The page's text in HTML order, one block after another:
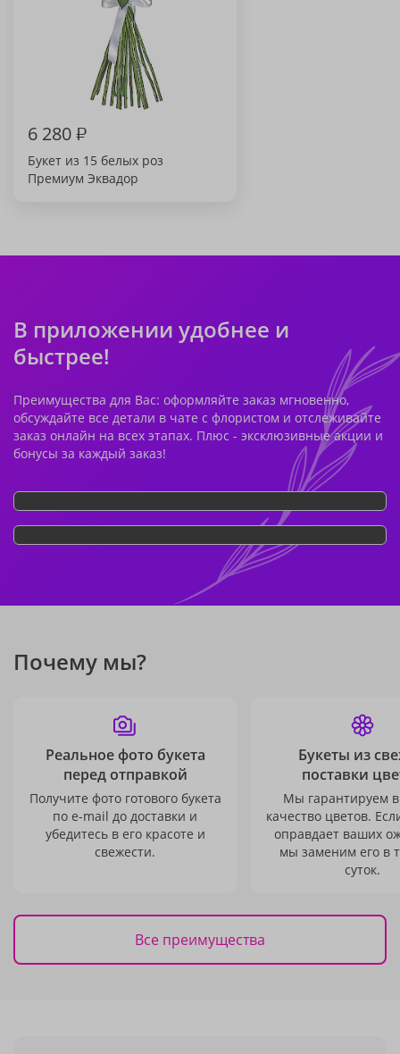
6 280₽
Букет из 15 белых роз
Премиум Эквадор
В приложении удобнее и
быстрее!
Преимущества для Вас: оформляйте заказ мгновенно,
обсуждайте все детали в чате с флористом и отслеживайте
заказ онлайн на всех этапах. Плюс - эксклюзивные акции и
бонусы за каждый заказ!
Почему мы?
Реальное фото букета
перед отправкой
Получите фото готового букета
по e-mail до доставки и
убедитесь в его красоте и
свежести.
Букеты из
поставки
Мы гарантируем
качество цветов.
оправдает ваших
мы заменим его в
суток.
Все преимущества